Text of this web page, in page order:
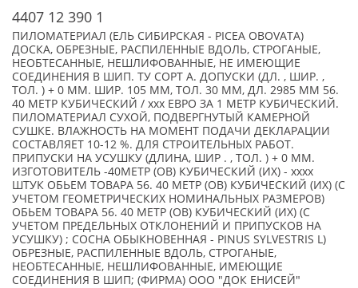
4407 12 390 1
ПИЛОМАТЕРИАЛ (ЕЛЬ СИБИРСКАЯ - PICEA OBOVATA)
ДОСКА, ОБРЕЗНЫЕ, РАСПИЛЕННЫЕ ВДОЛЬ, СТРОГАНЫЕ,
НЕОБТЕСАННЫЕ, НЕШЛИФОВАННЫЕ, НЕ ИМЕЮЩИЕ
СОЕДИНЕНИЯ В ШИП. ТУ СОРТ А. ДОПУСКИ (ДЛ. , ШИР. ,
ТОЛ. ) + 0 ММ. ШИР. 105 ММ, ТОЛ. 30 ММ, ДЛ. 2985 ММ 56.
40 МЕТР КУБИЧЕСКИЙ / xxx ЕВРО ЗА 1 МЕТР КУБИЧЕСКИЙ.
ПИЛОМАТЕРИАЛ СУХОЙ, ПОДВЕРГНУТЫЙ КАМЕРНОЙ
СУШКЕ. ВЛАЖНОСТЬ НА МОМЕНТ ПОДАЧИ ДЕКЛАРАЦИИ
СОСТАВЛЯЕТ 10-12 %. ДЛЯ СТРОИТЕЛЬНЫХ РАБОТ.
ПРИПУСКИ НА УСУШКУ (ДЛИНА, ШИР . , ТОЛ. ) + 0 ММ.
ИЗГОТОВИТЕЛЬ -40МЕТР (ОВ) КУБИЧЕСКИЙ (ИХ) - xxxx
ШТУК ОБЬЕМ ТОВАРА 56. 40 МЕТР (ОВ) КУБИЧЕСКИЙ (ИХ) (С
УЧЕТОМ ГЕОМЕТРИЧЕСКИХ НОМИНАЛЬНЫХ РАЗМЕРОВ)
ОБЬЕМ ТОВАРА 56. 40 МЕТР (ОВ) КУБИЧЕСКИЙ (ИХ) (С
УЧЕТОМ ПРЕДЕЛЬНЫХ ОТКЛОНЕНИЙ И ПРИПУСКОВ НА
УСУШКУ) ; СОСНА ОБЫКНОВЕННАЯ - PINUS SYLVESTRIS L)
ОБРЕЗНЫЕ, РАСПИЛЕННЫЕ ВДОЛЬ, СТРОГАНЫЕ,
НЕОБТЕСАННЫЕ, НЕШЛИФОВАННЫЕ, ИМЕЮЩИЕ
СОЕДИНЕНИЯ В ШИП; (ФИРМА) ООО "ДОК ЕНИСЕЙ"